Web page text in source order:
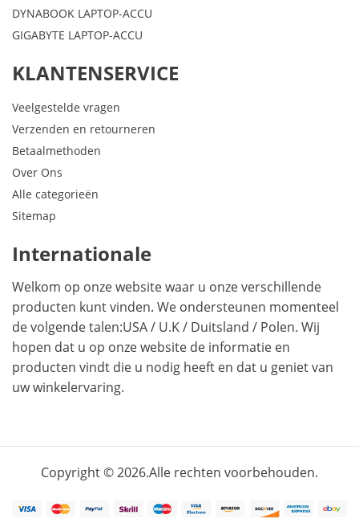
DYNABOOK LAPTOP-ACCU
GIGABYTE LAPTOP-ACCU
KLANTENSERVICE
Veelgestelde vragen
Verzenden en retourneren
Betaalmethoden
Over Ons
Alle categorieën
Sitemap
Internationale
Welkom op onze website waar u onze verschillende
producten kunt vinden. We ondersteunen momenteel
de volgende talen:USA/ U.K/ Duitsland / Polen. Wij
hopen dat u op onze website de informatie en
producten vindt die u nodig heeft en dat u geniet van
uw winkelervaring.
Copyright © 2026.Alle rechten voorbehouden.